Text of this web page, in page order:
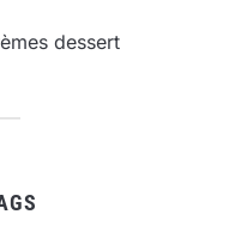
dessert